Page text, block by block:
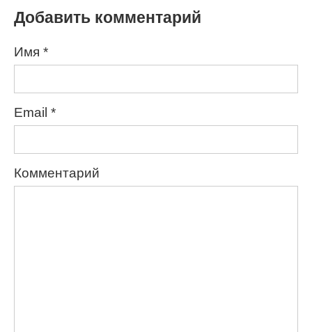
Добавить комментарий
Имя *
Email *
Комментарий